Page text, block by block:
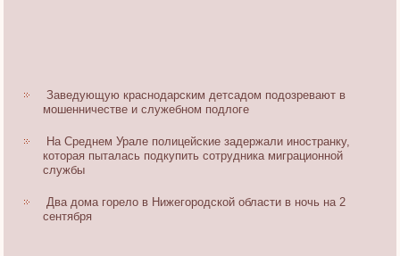
Заведующую краснодарским детсадом подозревают в
мошенничестве и служебном подлоге
На Среднем Урале полицейские задержали иностранку,
которая пыталась подкупить сотрудника миграционной
службы
Два дома горело в Нижегородской области в ночь на 2
сентября